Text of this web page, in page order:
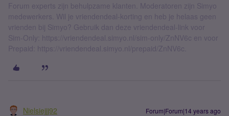
Forum experts zijn behulpzame klanten. Moderatoren zijn Simyo
medewerkers. Wil je vriendendeal-korting en heb je helaas geen
vrienden bij Simyo? Gebruik dan deze vriendendeal-link voor
Sim-Only: https://vriendendeal.simyo.nl/sim-only/ZnNV6c en voor
Prepaid: https://vriendendeal.simyo.nl/prepaid/ZnNV6c.
Nielsiejjj92 Forum|Forum|14 years ago